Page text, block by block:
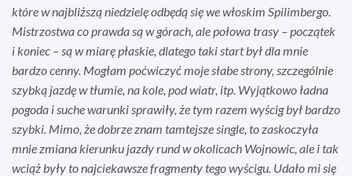
które w najbliższą niedzielę odbędą się we włoskim Spilimbergo.
Mistrzostwa co prawda są w górach, ale połowa trasy – początek
i koniec – są w miarę płaskie, dlatego taki start był dla mnie
bardzo cenny. Mogłam poćwiczyć moje słabe strony, szczególnie
szybką jazdę w tłumie, na kole, pod wiatr, itp. Wyjątkowo ładna
pogoda i suche warunki sprawiły, że tym razem wyścig był bardzo
szybki. Mimo, że dobrze znam tamtejsze single, to zaskoczyła
mnie zmiana kierunku jazdy rund w okolicach Wojnowic, ale i tak
wciąż były to najciekawsze fragmenty tego wyścigu. Udało mi się